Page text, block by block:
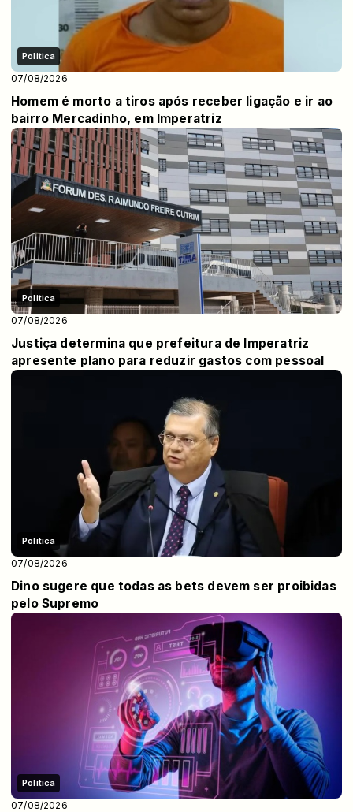
Politica
07/08/2026
Homem é morto a tiros após receber ligação e ir ao
bairro Mercadinho, em Imperatriz
Politica
07/08/2026
Justiça determina que prefeitura de Imperatriz
apresente plano para reduzir gastos com pessoal
Politica
07/08/2026
Dino sugere que todas as bets devem ser proibidas
pelo Supremo
Politica
07/08/2026